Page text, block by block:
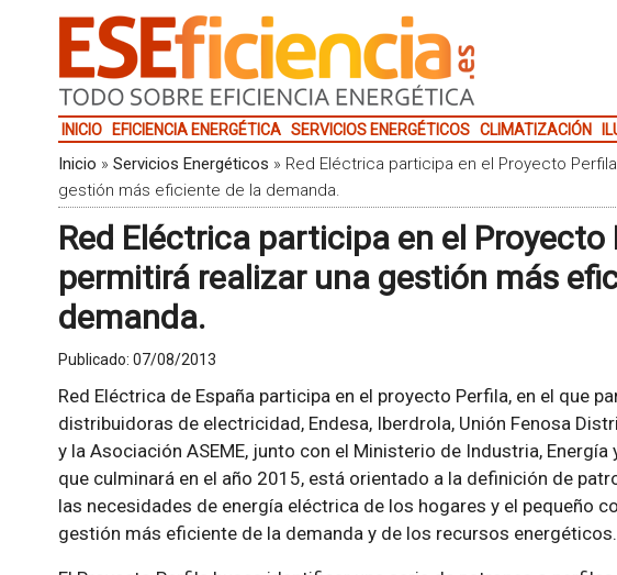
INICIO EFICIENCIA ENERGÉTICA SERVICIOS ENERGÉTICOS CLIMATIZACIÓN
Inicio » Servicios Energéticos » Red Eléctrica participa en el Proyecto
gestión más eficiente de la demanda.
Red Eléctrica participa en el Proyecto
permitirá realizar una gestión más
demanda.
Publicado: 07/08/2013
Red Eléctrica de España participa en el proyecto Perfila, en el que
distribuidoras de electricidad, Endesa, Iberdrola, Unión Fenosa
y la Asociación ASEME, junto con el Ministerio de Industria,
que culminará en el año 2015, está orientado a la definición de
las necesidades de energía eléctrica de los hogares y el pequeño
gestión más eficiente de la demanda y de los recursos energéticos.